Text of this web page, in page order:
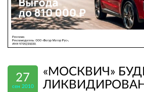
27
сен 2010
«МОСКВИЧ»
ЛИКВИДИРОВАН